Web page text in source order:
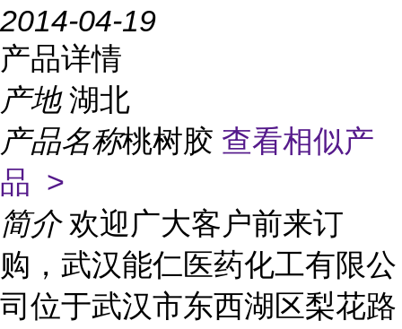
2014-04-19
产品详情
产地 湖北
产品名称桃树胶 查看相似产
品 >
简介 欢迎广大客户前来订
购，武汉能仁医药化工有限公
司位于武汉市东西湖区梨花路